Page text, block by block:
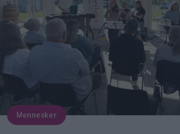
Mennesker